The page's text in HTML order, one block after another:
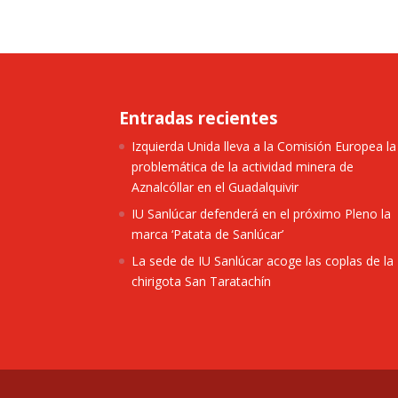
Entradas recientes
Izquierda Unida lleva a la Comisión Europea la
problemática de la actividad minera de
Aznalcóllar en el Guadalquivir
IU Sanlúcar defenderá en el próximo Pleno la
marca ‘Patata de Sanlúcar’
La sede de IU Sanlúcar acoge las coplas de la
chirigota San Taratachín